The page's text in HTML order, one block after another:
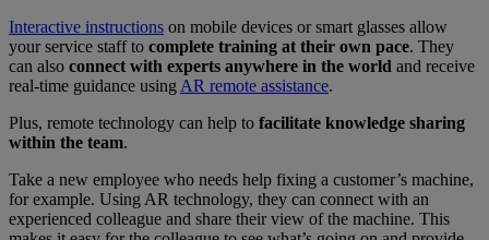
Interactive instructions on mobile devices or smart glasses allow
your service staff to complete training at their own pace. They
can also connect with experts anywhere in the world and receive
real-time guidance using AR remote assistance.
Plus, remote technology can help to facilitate knowledge sharing
within the team.
Take a new employee who needs help fixing a customer’s machine,
for example. Using AR technology, they can connect with an
experienced colleague and share their view of the machine. This